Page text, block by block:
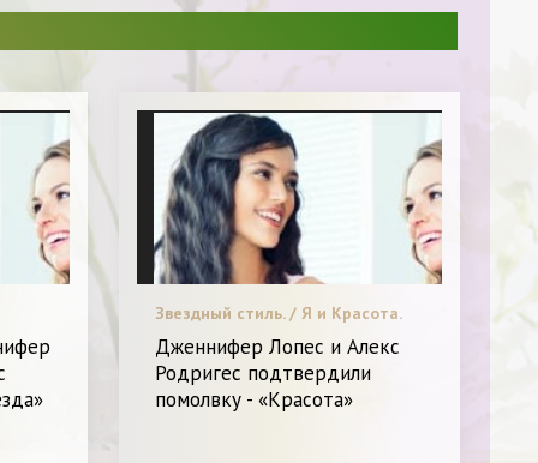
Звездный стиль. / Я и Красота.
Дженнифер Лопес и Алекс
Родригес подтвердили
помолвку - «Красота»